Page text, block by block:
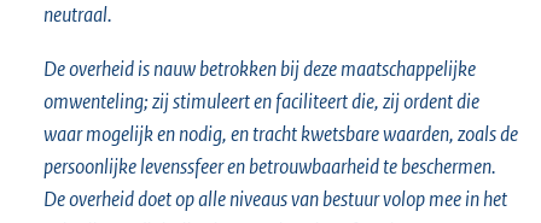
neutraal.
De overheid is nauw betrokken bij deze maatschappelijke
omwenteling; zij stimuleert en faciliteert die, zij ordent die
waar mogelijk en nodig, en tracht kwetsbare waarden, zoals de
persoonlijke levenssfeer en betrouwbaarheid te beschermen.
De overheid doet op alle niveaus van bestuur volop mee in het